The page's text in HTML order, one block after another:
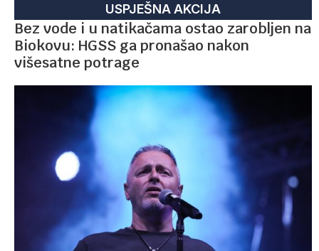
USPJEŠNA AKCIJA
Bez vode i u natikačama ostao zarobljen na
Biokovu: HGSS ga pronašao nakon
višesatne potrage